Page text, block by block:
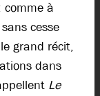
comme à
cesse
grand récit,
dans
Le